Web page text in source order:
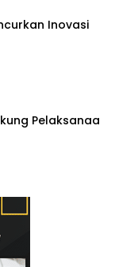
Inovasi
Pelaksanaa